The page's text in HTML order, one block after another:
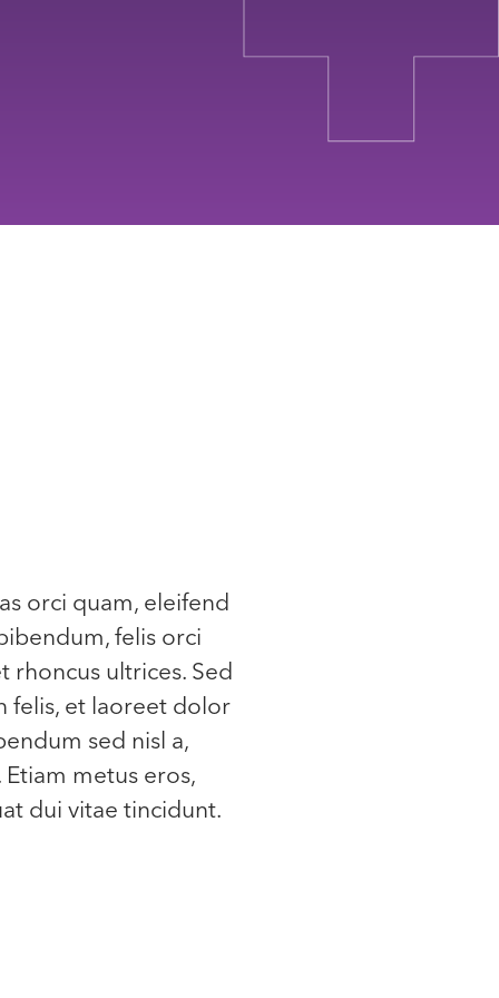
orci quam, eleifend
felis orci
rhoncus ultrices. Sed
felis, et laoreet dolor
sed nisl a,
metus eros,
dui vitae tincidunt.